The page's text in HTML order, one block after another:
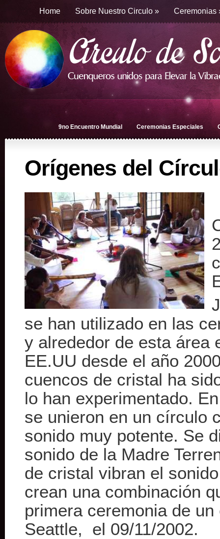
Home Sobre Nuestro Circulo » Ceremonias
9no Encuentro Mundial Ceremonias Especiales
Orígenes del
se han utilizado en las
y alrededor de esta área
EE.UU desde el año
cuencos de cristal ha
lo han experimentado.
se unieron en un círculo
sonido muy potente. Se
sonido de la Madre
de cristal vibran el
crean una combinación
primera ceremonia de
Seattle, el 09/11/2002.